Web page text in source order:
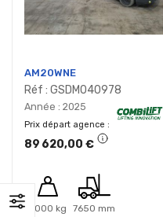
AM20WNE
Réf : GSDM040978
Année : 2025
Prix départ agence
89 620,00 €
2000 kg 7650 mm